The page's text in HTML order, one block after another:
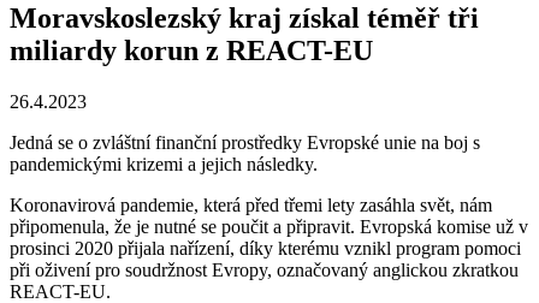
Moravskoslezský kraj získal téměř tři
miliardy korun z REACT-EU
26.4.2023
Jedná se o zvláštní finanční prostředky Evropské unie na boj s
pandemickými krizemi a jejich následky.
Koronavirová pandemie, která před třemi lety zasáhla svět, nám
připomenula, že je nutné se poučit a připravit. Evropská komise už v
prosinci 2020 přijala nařízení, díky kterému vznikl program pomoci
při oživení pro soudržnost Evropy, označovaný anglickou zkratkou
REACT-EU.